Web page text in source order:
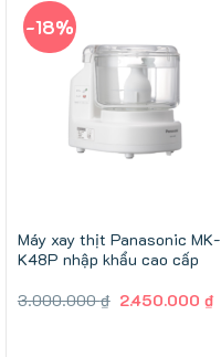
-18%
Máy xay thịt Panasonic MK-
K48P nhập khẩu cao cấp
3.000.000₫ Giá
2.450.000₫